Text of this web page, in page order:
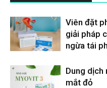
Viên đặt
giải pháp
ngừa tái
Dung dịch
mắt đỏ